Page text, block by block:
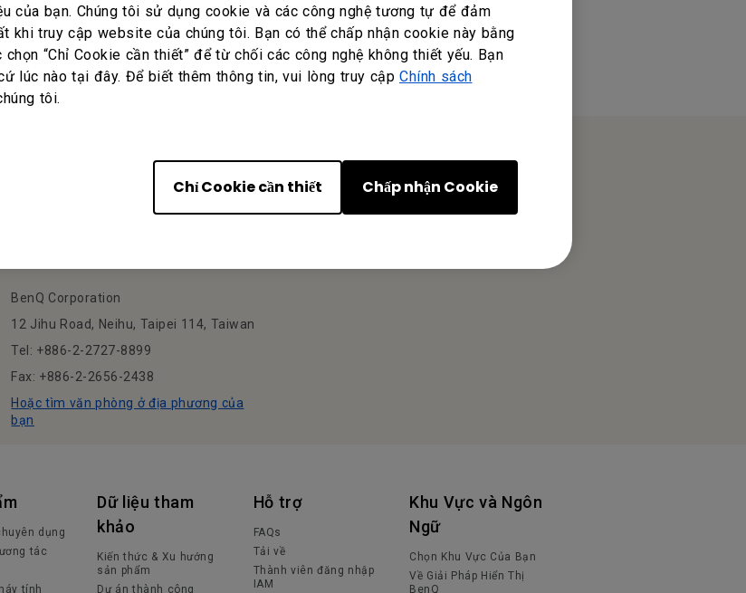
của bạn. Chúng tôi sử dụng cookie và các công nghệ tương tự để đảm
khi truy cập website của chúng tôi. Bạn có thể chấp nhận cookie này bằng
chọn “Chỉ Cookie cần thiết” để từ chối các công nghệ không thiết yếu. Bạn
lúc nào tại đây. Để biết thêm thông tin, vui lòng truy cập Chính sách
tôi.
Chỉ Cookie cần thiết Chấp nhận Cookie
Có Không
Vietnam
BenQ Corporation
12 Jihu Road, Neihu, Taipei 114, Taiwan
Tel: +886-2-2727-8899
Fax: +886-2-2656-2438
Hoặc tìm văn phòng ở địa phương của
bạn
dụng
tác
tính
Dữ liệu tham
khảo
Kiến thức & Xu hướng
sản phẩm
Dự án thành công
Hỗ trợ
FAQs
Tải về
Thành viên đăng nhập
IAM
Khu Vực và Ngôn
Ngữ
Chọn Khu Vực Của Bạn
Về Giải Pháp Hiển Thị
BenQ